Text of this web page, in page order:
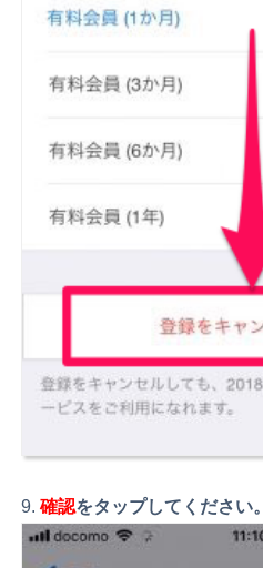
確認をタップしてください。